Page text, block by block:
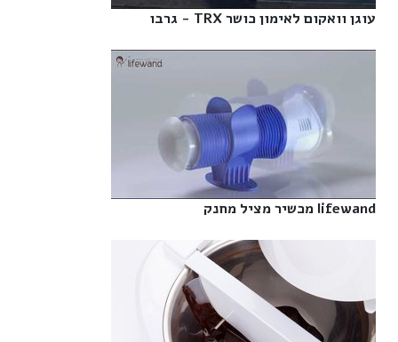
עוגן וואקום לאימון כושר TRX - גרבו‎
lifewand מכשיר מציל מחנק‎